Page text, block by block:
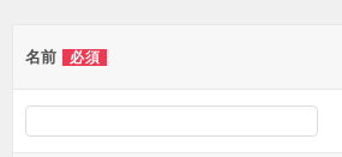
ー
シ
名前 必須